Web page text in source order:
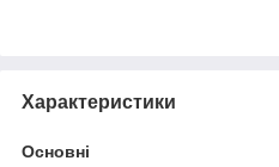
Характеристики
Основні